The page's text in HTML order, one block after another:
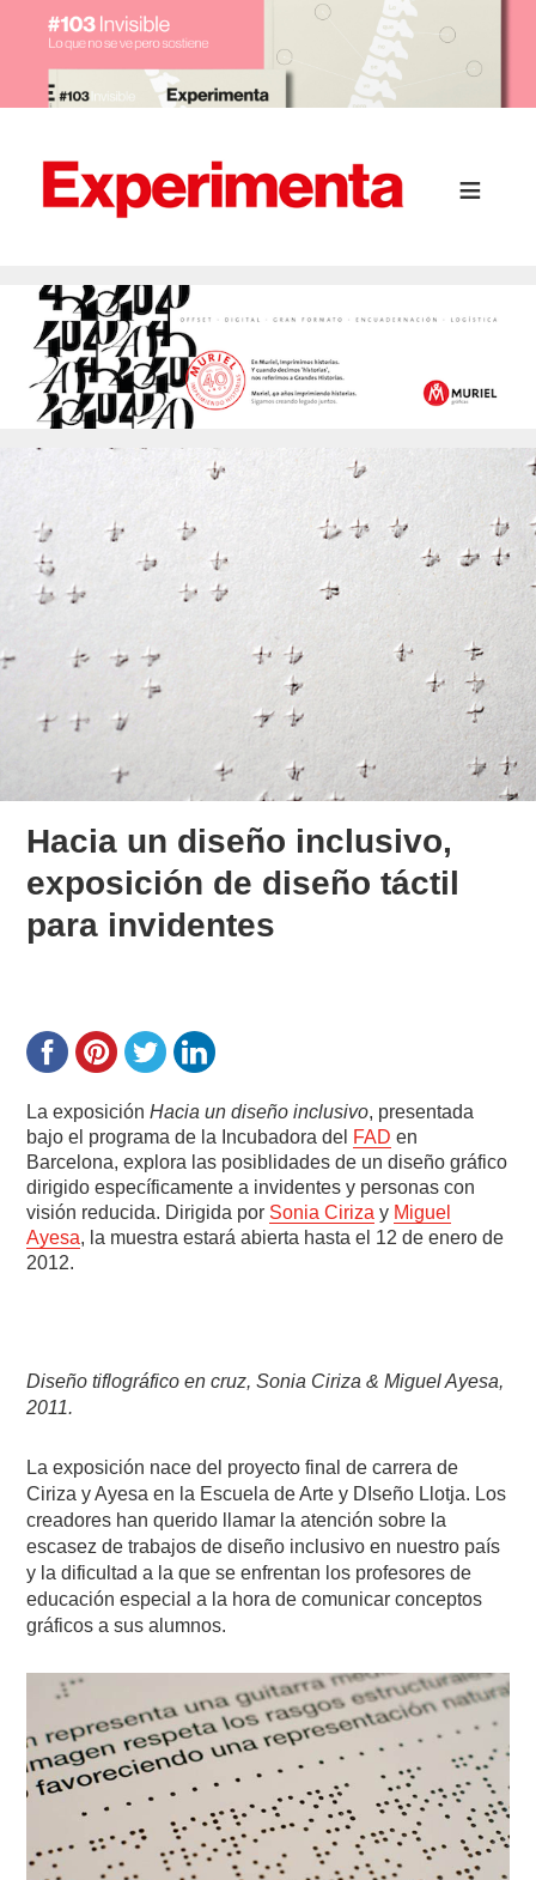
Hacia un diseño inclusivo,
exposición de diseño táctil
para invidentes
La exposiciónHacia un diseño inclusivo, presentada
bajo el programa de la Incubadora del FAD en
Barcelona, explora las posiblidades de un diseño gráfico
dirigido específicamente a invidentes y personas con
visión reducida. Dirigida por Sonia Ciriza y Miguel
Ayesa, la muestra estará abierta hasta el 12 de enero de
2012.
Diseño tiflográfico en cruz, Sonia Ciriza & Miguel Ayesa,
2011.
La exposición nace del proyecto final de carrera de
Ciriza y Ayesa en la Escuela de Arte y DIseño Llotja. Los
creadores han querido llamar la atención sobre la
escasez de trabajos de diseño inclusivo en nuestro país
y la dificultad a la que se enfrentan los profesores de
educación especial a la hora de comunicar conceptos
gráficos a sus alumnos.